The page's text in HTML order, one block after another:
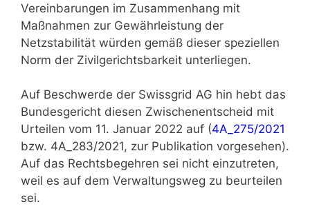
Vereinbarungen im Zusammenhang mit
Maßnahmen zur Gewährleistung der
Netzstabilität würden gemäß dieser speziellen
Norm der Zivilgerichtsbarkeit unterliegen.
Auf Beschwerde der Swissgrid AG hin hebt das
Bundesgericht diesen Zwischenentscheid mit
Urteilen vom 11. Januar 2022 auf (4A_275/2021
bzw. 4A_283/2021, zur Publikation vorgesehen).
Auf das Rechtsbegehren sei nicht einzutreten,
weil es auf dem Verwaltungsweg zu beurteilen
sei.